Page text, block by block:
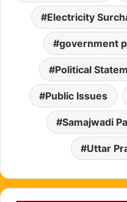
Electricity
government
Political
Public Issues
Samajwadi
Uttar